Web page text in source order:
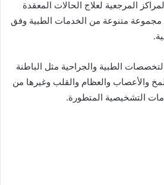
المرجعية لعلاج الحالات المعقدة
متنوعة من الخدمات الطبية وفق
الطبية والجراحية مثل الباطنة
والأعصاب والعظام والقلب وغيرها من
التشخيصية المتطورة.